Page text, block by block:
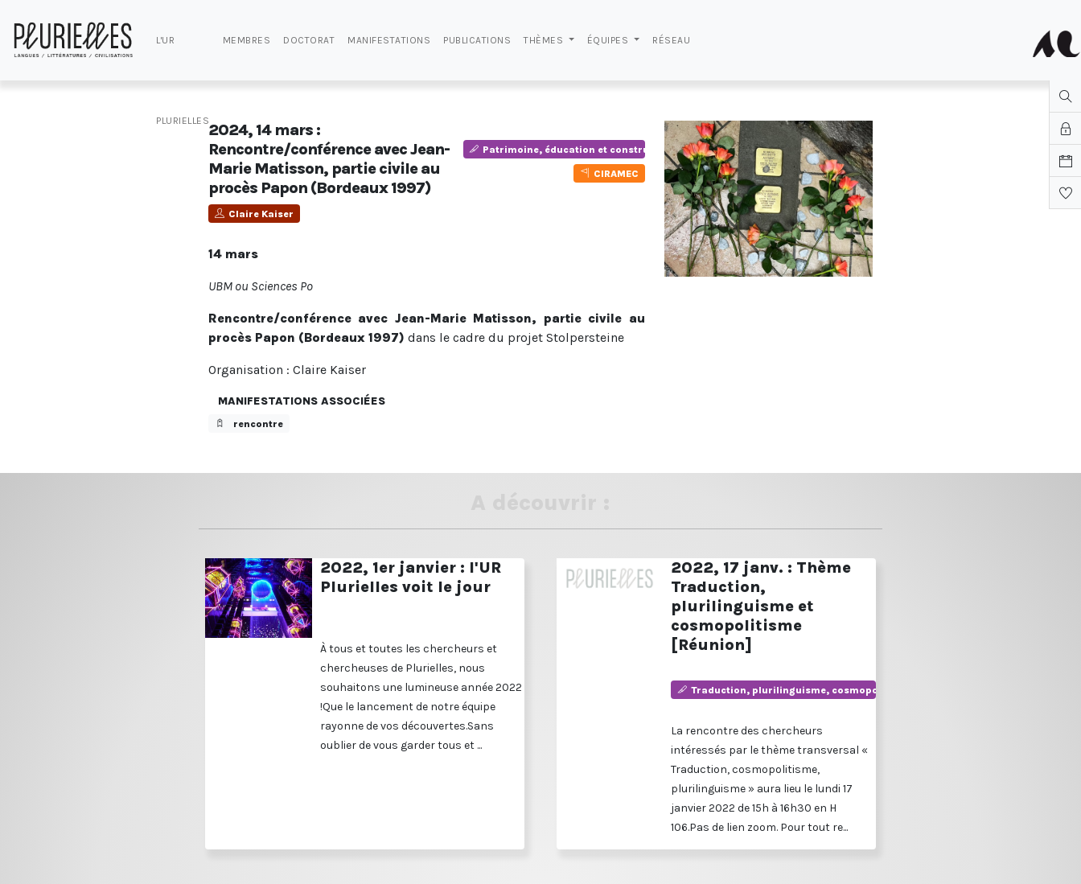
L'UR
PLURIELLES
MEMBRES DOCTORAT MANIFESTATIONS PUBLICATIONS THÈMES ÉQUIPES RÉSEAU
2024, 14 mars :
Rencontre/conférence avec Jean-
Marie Matisson, partie civile au
procès Papon (Bordeaux 1997)
Claire Kaiser
Patrimoine, éducation et construction des identités
CIRAMEC
14 mars
UBM ou Sciences Po
Rencontre/conférence avec Jean-Marie Matisson, partie civile au
procès Papon (Bordeaux 1997) dans le cadre du projet Stolpersteine
Organisation : Claire Kaiser
MANIFESTATIONS ASSOCIÉES
rencontre
2022, 1er janvier : l'UR
Plurielles voit le jour
À tous et toutes les chercheurs et
chercheuses de Plurielles, nous
souhaitons une lumineuse année 2022
!Que le lancement de notre équipe
rayonne de vos découvertes.Sans
oublier de vous garder tous et ...
2022, 17 janv. : Thème
Traduction,
plurilinguisme et
cosmopolitisme
[Réunion]
Traduction, plurilinguisme, cosmopolitisme
La rencontre des chercheurs
intéressés par le thème transversal «
Traduction, cosmopolitisme,
plurilinguisme » aura lieu le lundi 17
janvier 2022 de 15h à 16h30 en H
106.Pas de lien zoom. Pour tout re...